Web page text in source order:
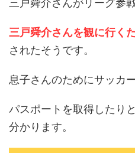
三戸舜介さんがリーグ参
三戸舜介さんを観に行く
されたそうです。
息子さんのためにサッカ
パスポートを取得したり
分かります。